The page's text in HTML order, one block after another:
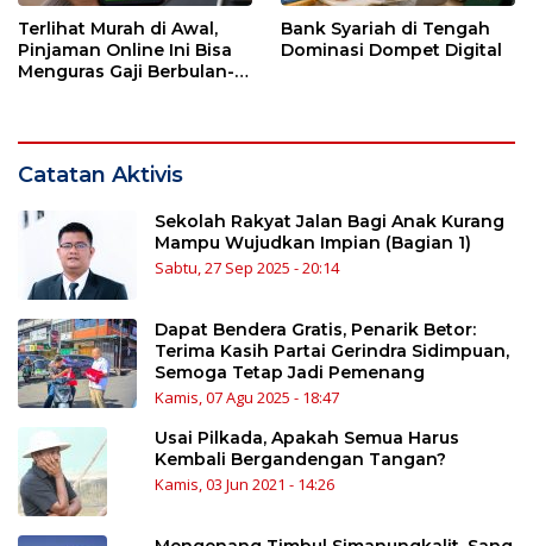
Terlihat Murah di Awal,
Pinjaman Online Ini Bisa
Menguras Gaji Berbulan-
Bank Syariah di Tengah
Dominasi Dompet Digital
Catatan Aktivis
Sekolah Rakyat Jalan Bagi Anak Kurang
Mampu Wujudkan Impian (Bagian 1)
Sabtu, 27 Sep 2025 - 20:14
Dapat Bendera Gratis, Penarik Betor:
Terima Kasih Partai Gerindra Sidimpuan,
Semoga Tetap Jadi Pemenang
Kamis, 07 Agu 2025 - 18:47
Usai Pilkada, Apakah Semua Harus
Kembali Bergandengan Tangan?
Kamis, 03 Jun 2021 - 14:26